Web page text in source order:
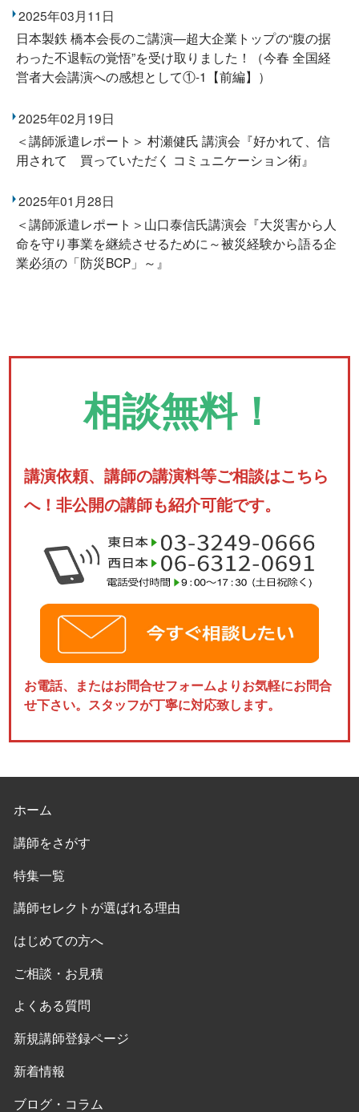
2025年03月11日
日本製鉄 橋本会長のご講演―超大企業トップの“腹の据
わった不退転の覚悟”を受け取りました！（今春 全国経
営者大会講演への感想として①-1【前編】）
2025年02月19日
＜講師派遣レポート＞ 村瀬健氏 講演会『好かれて、信
用されて 買っていただく コミュニケーション術』
2025年01月28日
＜講師派遣レポート＞山口泰信氏講演会『大災害から人
命を守り事業を継続させるために～被災経験から語る企
業必須の「防災BCP」～』
相談無料！
講演依頼、講師の講演料等ご相談はこちら
へ！非公開の講師も紹介可能です。
お電話、またはお問合せフォームよりお気軽にお問合
せ下さい。スタッフが丁寧に対応致します。
ホーム
講師をさがす
特集一覧
講師セレクトが選ばれる理由
はじめての方へ
ご相談・お見積
よくある質問
新規講師登録ページ
新着情報
ブログ・コラム